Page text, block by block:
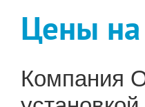
Цены на
Компания